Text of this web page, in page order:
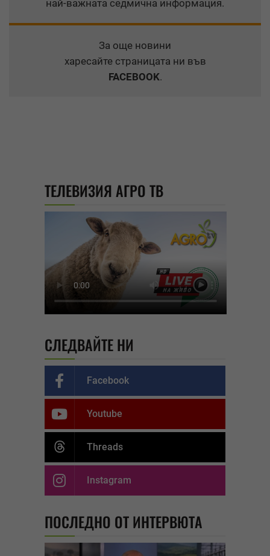
най-важната седмична информация.
За още новини
харесайте страницата ни във
FACEBOOK.
ТЕЛЕВИЗИЯ АГРО ТВ
СЛЕДВАЙТЕ НИ
Facebook
Youtube
Threads
Instagram
ПОСЛЕДНО ОТ ИНТЕРВЮТА